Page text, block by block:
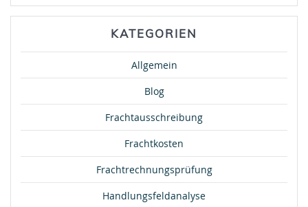
KATEGORIEN
Allgemein
Blog
Frachtausschreibung
Frachtkosten
Frachtrechnungsprüfung
Handlungsfeldanalyse